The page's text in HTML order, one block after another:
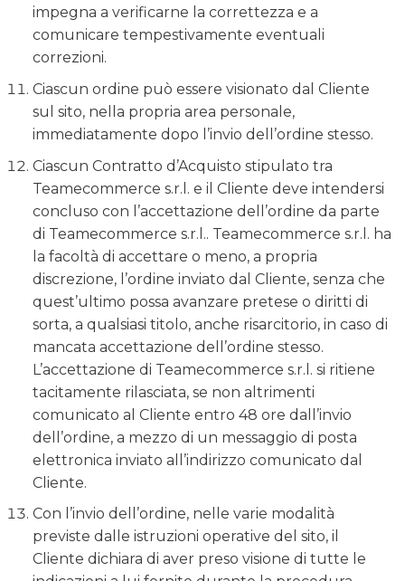
impegna a verificarne la correttezza e a
comunicare tempestivamente eventuali
correzioni.
Ciascun ordine può essere visionato dal Cliente
sul sito, nella propria area personale,
immediatamente dopo l’invio dell’ordine stesso.
Ciascun Contratto d’Acquisto stipulato tra
Teamecommerce s.r.l. e il Cliente deve intendersi
concluso con l’accettazione dell’ordine da parte
di Teamecommerce s.r.l.. Teamecommerce s.r.l. ha
la facoltà di accettare o meno, a propria
discrezione, l’ordine inviato dal Cliente, senza che
quest’ultimo possa avanzare pretese o diritti di
sorta, a qualsiasi titolo, anche risarcitorio, in caso di
mancata accettazione dell’ordine stesso.
L’accettazione di Teamecommerce s.r.l. si ritiene
tacitamente rilasciata, se non altrimenti
comunicato al Cliente entro 48 ore dall’invio
dell’ordine, a mezzo di un messaggio di posta
elettronica inviato all’indirizzo comunicato dal
Cliente.
Con l’invio dell’ordine, nelle varie modalità
previste dalle istruzioni operative del sito, il
Cliente dichiara di aver preso visione di tutte le